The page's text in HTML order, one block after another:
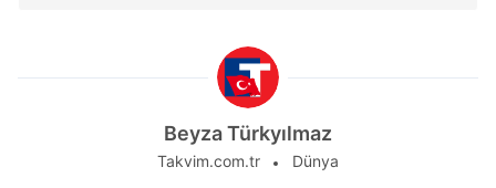
Beyza Türkyılmaz
Takvim.com.tr Dünya